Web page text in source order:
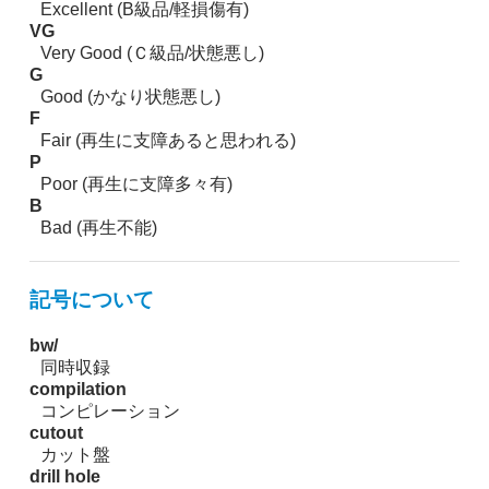
Excellent (B級品/軽損傷有)
VG
Very Good (Ｃ級品/状態悪し)
G
Good (かなり状態悪し)
F
Fair (再生に支障あると思われる)
P
Poor (再生に支障多々有)
B
Bad (再生不能)
記号について
bw/
同時収録
compilation
コンピレーション
cutout
カット盤
drill hole